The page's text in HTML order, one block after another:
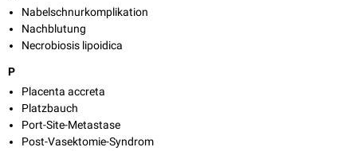
Nabelschnurkomplikation
Nachblutung
Necrobiosis lipoidica
P
Placenta accreta
Platzbauch
Port-Site-Metastase
Post-Vasektomie-Syndrom